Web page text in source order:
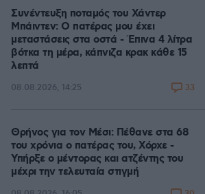
Συνέντευξη ποταμός του Χάντερ
Μπάιντεν: Ο πατέρας μου έχει
μεταστάσεις στα οστά - Έπινα 4 λίτρα
βότκα τη μέρα, κάπνιζα κρακ κάθε 15
λεπτά
08.08.2026, 14:25 33
Θρήνος για τον Μέσι: Πέθανε στα 68
του χρόνια ο πατέρας του, Χόρχε -
Υπήρξε ο μέντορας και ατζέντης του
μέχρι την τελευταία στιγμή